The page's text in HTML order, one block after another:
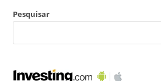
Pesquisar